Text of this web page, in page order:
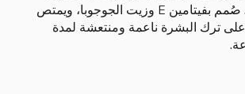
والجسم واليدين. صُمم بفيتامين E وزيت الجوجوبا، ويمتص
ترك البشرة ناعمة ومنتعشة لمدة